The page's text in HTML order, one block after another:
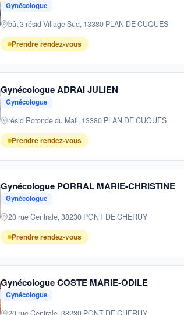
Gynécologue
bât 3 résid Village Sud, 13380 PLAN DE CUQUES
Prendre rendez-vous
Gynécologue ADRAI JULIEN
Gynécologue
résid Rotonde du Mail, 13380 PLAN DE CUQUES
Prendre rendez-vous
Gynécologue PORRAL MARIE-CHRISTINE
Gynécologue
20 rue Centrale, 38230 PONT DE CHERUY
Prendre rendez-vous
Gynécologue COSTE MARIE-ODILE
Gynécologue